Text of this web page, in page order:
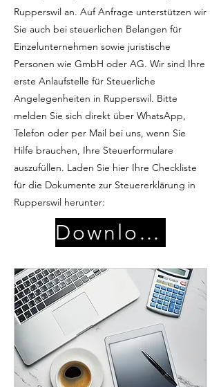
Rupperswil an. Auf Anfrage unterstützen wir
Sie auch bei steuerlichen Belangen für
Einzelunternehmen sowie juristische
Personen wie GmbH oder AG. Wir sind Ihre
erste Anlaufstelle für Steuerliche
Angelegenheiten in Rupperswil. Bitte
melden Sie sich direkt über WhatsApp,
Telefon oder per Mail bei uns, wenn Sie
Hilfe brauchen, Ihre Steuerformulare
auszufüllen. Laden Sie hier Ihre Checkliste
für die Dokumente zur Steuererklärung in
Rupperswil herunter:
Download